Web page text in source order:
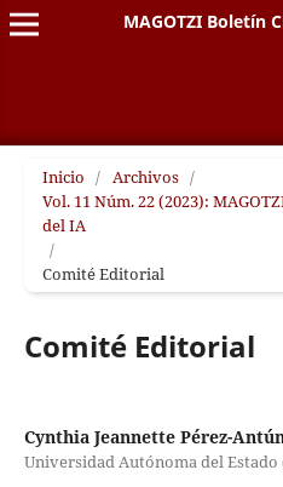
MAGOTZI Boletín
Inicio / Archivos /
Vol. 11 Núm. 22 (2023):
del IA
/
Comité Editorial
Comité Editorial
Cynthia Jeannette Pérez-
Universidad Autónoma del Estado